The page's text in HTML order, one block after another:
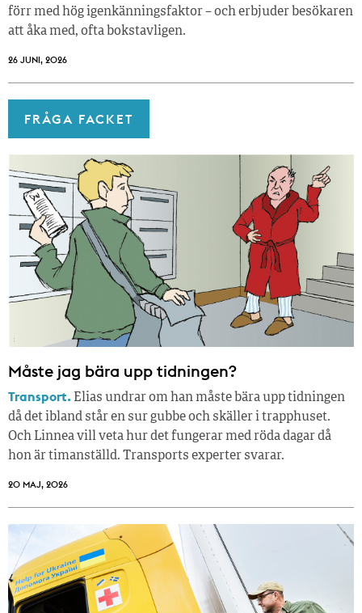
förr med hög igenkänningsfaktor – och erbjuder besökaren
att åka med, ofta bokstavligen.
26 JUNI, 2026
FRÅGA FACKET
Måste jag bära upp tidningen?
Transport. Elias undrar om han måste bära upp tidningen
då det ibland står en sur gubbe och skäller i trapphuset.
Och Linnea vill veta hur det fungerar med röda dagar då
hon är timanställd. Transports experter svarar.
20 MAJ, 2026